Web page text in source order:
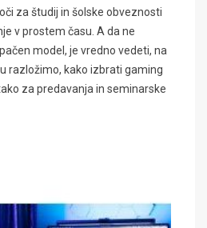
za študij in šolske obveznosti
v prostem času. A da ne
model, je vredno vedeti, na
razložimo, kako izbrati gaming
za predavanja in seminarske